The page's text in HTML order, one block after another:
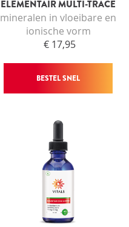
ELEMENTAIR MULTI-TRACE
mineralen in vloeibare en
ionische vorm
€ 17,95
BESTEL SNEL